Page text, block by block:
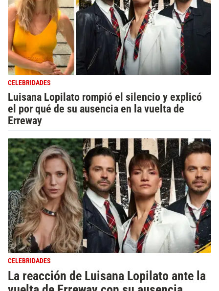
CELEBRIDADES
Luisana Lopilato rompió el silencio y explicó
el por qué de su ausencia en la vuelta de
Erreway
CELEBRIDADES
La reacción de Luisana Lopilato ante la